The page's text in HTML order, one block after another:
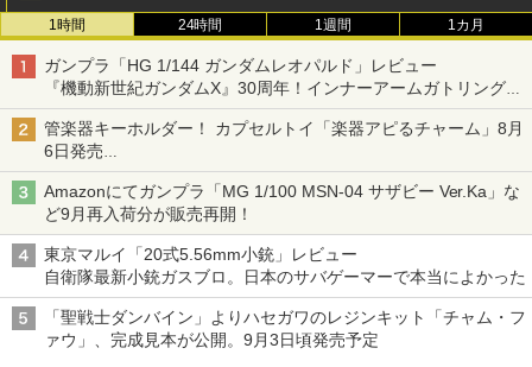
1時間 24時間 1週間 1カ月
ガンプラ「HG 1/144 ガンダムレオパルド」レビュー
『機動新世紀ガンダムX』30周年！インナーアームガトリングの
変形機構まで再現し最新フォーマットでキット化！
管楽器キーホルダー！ カプセルトイ「楽器アピるチャーム」8月
6日発売
チューバ、テナサクなど5種各3色
Amazonにてガンプラ「MG 1/100 MSN-04 サザビー Ver.Ka」な
ど9月再入荷分が販売再開！
東京マルイ「20式5.56mm小銃」レビュー
自衛隊最新小銃ガスブロ。日本のサバゲーマーで本当によかった
「聖戦士ダンバイン」よりハセガワのレジンキット「チャム・フ
ァウ」、完成見本が公開。9月3日頃発売予定